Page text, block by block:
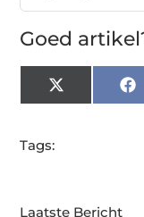
Goed
X
(Twitter)
Tags:
Laatste Bericht